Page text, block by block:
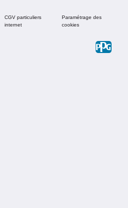
CGV particuliers
internet
Paramétrage des
cookies